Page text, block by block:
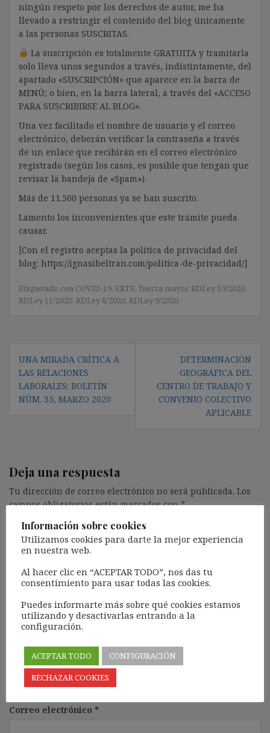
ningún respeto por los derechos de autor, me ha
llevado a restringir el contenido del blog únicamente
a las personas SUSCRITAS.
La suscripción es totalmente GRATUITA y tramitarla
solo lleva unos segundos a través, indistintamente, del
apartado «SUSCRIPCIÓN» que aparece en la barra de
MENÚ; o bien, en la barra lateral, a través del «ACCESO
PARA SUSCRIBIRSE AL BLOG».
Una vez facilitado el nombre de usuario y el correo
electrónico, deberán verificar la contraseña a través
de un enlace que recibirán en el correo electrónico
registrado (según los casos, es posible que tengan que
revisar la bandeja de «Spam»).
Más de 11.500 personas ya se han suscrito.
Lamento los inconvenientes que este trámite pueda
causar.
[Con el registro aceptas la política de privacidad del
blog: https://ignasibeltran.com/politica-de-privacidad/]
Etiquetado con COVID-19, ERTE, fuerza mayor, RDLey 10/2020,
RDLey 11/2020, RDLey 8/2020, RDLey 9/2020
Navegación
de
entradas
UNA MIRADA CRÍTICA A
LAS RELACIONES
LABORALES: BOLETÍN
NÚM. 35, MARZO 2020
DETERMINACIÓN
GEOGRÁFICA DEL
CENTRO DE TRABAJO Y
CONVENIO COLECTIVO
APLICABLE
Deja una respuesta
Tu dirección de correo electrónico no será publicada. Los
campos obligatorios están marcados con*
Comentario*
Nombre*
Correo electrónico *
Información sobre cookies
Utilizamos cookies para darte la mejor experiencia
en nuestra web.
Al hacer clic en “ACEPTAR TODO”, nos das tu
consentimiento para usar todas las cookies.
Puedes informarte más sobre qué cookies estamos
utilizando y desactivarlas entrando a la
configuración.
ACEPTAR TODO
CONFIGURACIÓN
RECHAZAR COOKIES